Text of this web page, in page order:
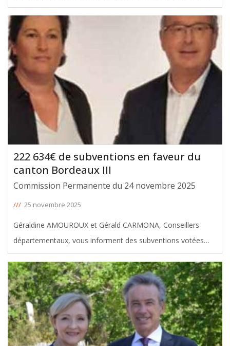
avec leur soutien en faveur du canton du Bouscat – Bruges,
lors de la Commission permanente du 24 novembre 2025. Le
montant total de ces
222 634€ de subventions en faveur du
canton Bordeaux III
Commission Permanente du 24 novembre 2025
/// 25 novembre 2025
Géraldine AMOUROUX et Gérald CARMONA, Conseillers
départementaux, vous informent des subventions votées
avec leur soutien en faveur du canton Bordeaux III, lors de la
Commission permanente du 24 novembre 2025. Le montant
total de ces aides[ … ]